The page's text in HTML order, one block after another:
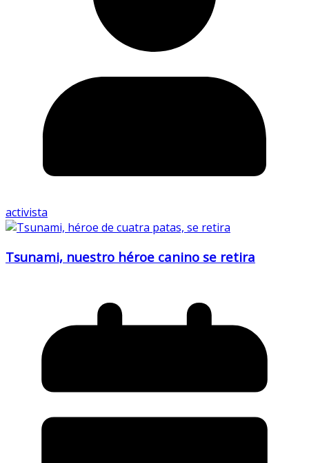
activista
Tsunami, nuestro héroe canino se retira